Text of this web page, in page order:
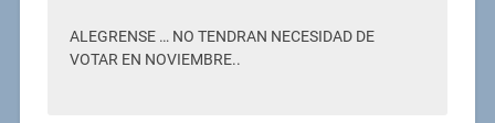
ALEGRENSE … NO TENDRAN NECESIDAD DE
VOTAR EN NOVIEMBRE..